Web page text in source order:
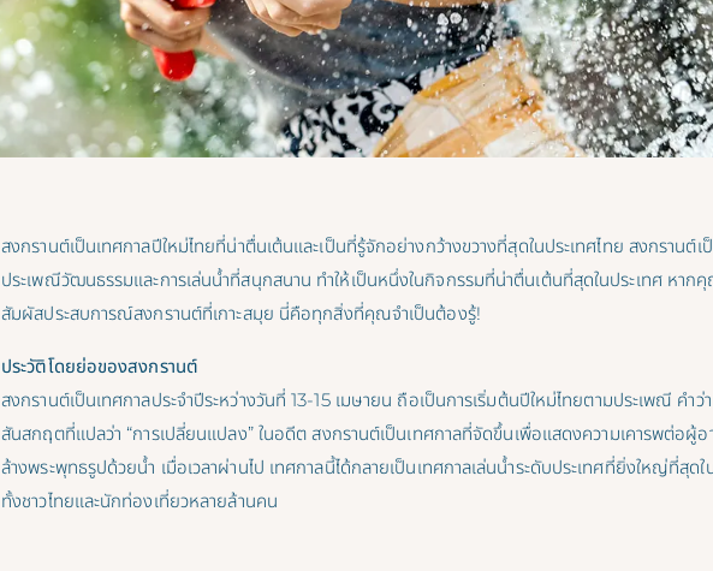
สงกรานต์เป็นเทศกาลปีใหม่ไทยที่น่าตื่นเต้นและเป็นที่รู้จักอย่างกว้างขวางที่สุดในประเทศไทย สงกรานต์เ
ประเพณีวัฒนธรรมและการเล่นน้ำที่สนุกสนาน ทำให้เป็นหนึ่งในกิจกรรมที่น่าตื่นเต้นที่สุดในประเทศ หาก
สัมผัสประสบการณ์สงกรานต์ที่เกาะสมุย นี่คือทุกสิ่งที่คุณจำเป็นต้องรู้!
ประวัติโดยย่อของสงกรานต์
สงกรานต์เป็นเทศกาลประจำปีระหว่างวันที่ 13-15 เมษายน ถือเป็นการเริ่มต้นปีใหม่ไทยตามประเพณี คำว่
สันสกฤตที่แปลว่า “การเปลี่ยนแปลง” ในอดีต สงกรานต์เป็นเทศกาลที่จัดขึ้นเพื่อแสดงความเคารพต่อผู้อ
ล้างพระพุทธรูปด้วยน้ำ เมื่อเวลาผ่านไป เทศกาลนี้ได้กลายเป็นเทศกาลเล่นน้ำระดับประเทศที่ยิ่งใหญ่ที่สุด
ทั้งชาวไทยและนักท่องเที่ยวหลายล้านคน